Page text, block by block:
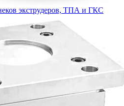
экструдеров, ТПА и ГКС